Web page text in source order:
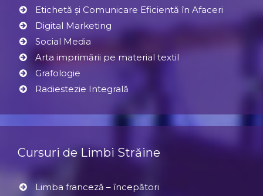
Etichetă și Comunicare Eficientă în Afaceri
Digital Marketing
Social Media
Arta imprimării pe material textil
Grafologie
Radiestezie Integrală
Cursuri de Limbi Străine
Limba franceză – începători